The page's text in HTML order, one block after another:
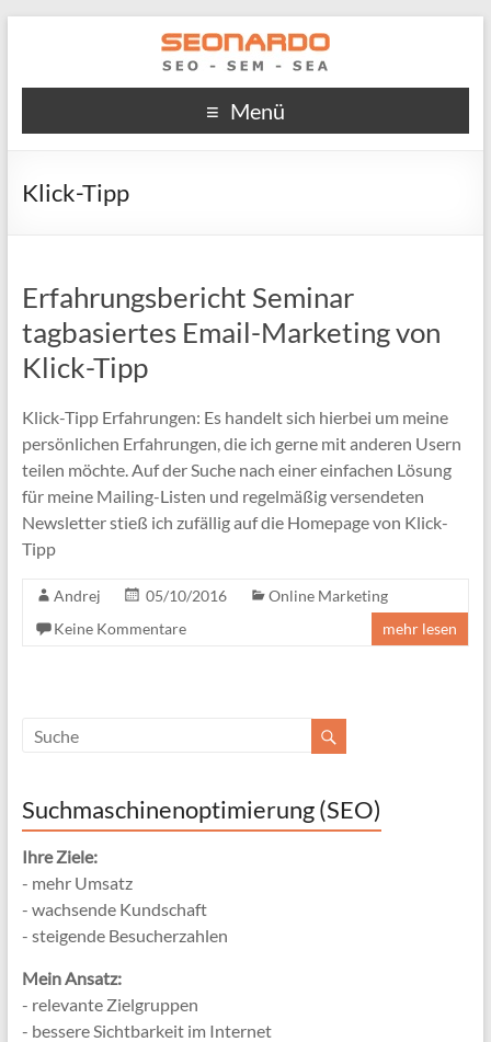
Menü
Klick-Tipp
Erfahrungsbericht Seminar
tagbasiertes Email-Marketing von
Klick-Tipp
Klick-Tipp Erfahrungen: Es handelt sich hierbei um meine
persönlichen Erfahrungen, die ich gerne mit anderen Usern
teilen möchte. Auf der Suche nach einer einfachen Lösung
für meine Mailing-Listen und regelmäßig versendeten
Newsletter stieß ich zufällig auf die Homepage von Klick-
Tipp
Andrej 05/10/2016
Online Marketing
Keine Kommentare
mehr lesen
Suchmaschinenoptimierung (SEO)
Ihre Ziele:
- mehr Umsatz
- wachsende Kundschaft
- steigende Besucherzahlen
Mein Ansatz:
- relevante Zielgruppen
- bessere Sichtbarkeit im Internet